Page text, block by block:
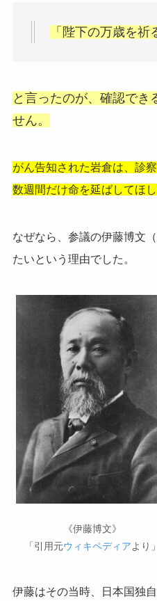
「陛下の万歳を祈
と言ったのが、確認でき
せん。
がん告知された岩倉は、診
数週間だけ命を延ばしてほ
なぜなら、参議の伊藤博文
たいという理由でした。
《伊藤博文》
「引用元ウィキペディアより」
伊藤はその当時、日本国独